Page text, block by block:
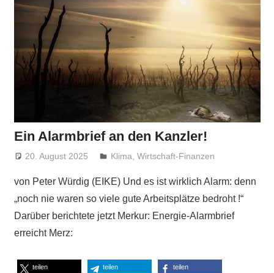
Ein Alarmbrief an den Kanzler!
20. August 2025 Niki Vogt
Klima,Wirtschaft-Finanzen
von Peter Würdig (EIKE) Und es ist wirklich Alarm: denn
„noch nie waren so viele gute Arbeitsplätze bedroht !“
Darüber berichtete jetzt Merkur: Energie-Alarmbrief
erreicht Merz:
teilen teilen teilen